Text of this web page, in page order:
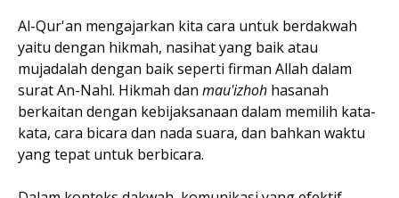
Al-Qur'an mengajarkan kita cara untuk berdakwah
yaitu dengan hikmah, nasihat yang baik atau
mujadalah dengan baik seperti firman Allah dalam
surat An-Nahl. Hikmah dan mau'izhoh hasanah
berkaitan dengan kebijaksanaan dalam memilih kata-
kata, cara bicara dan nada suara, dan bahkan waktu
yang tepat untuk berbicara.